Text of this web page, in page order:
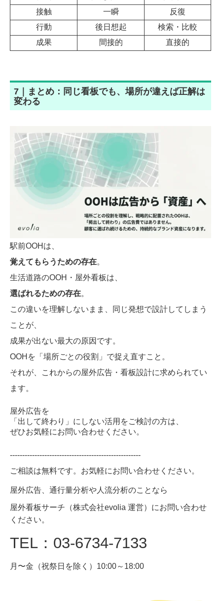
接触
一瞬
反復
行動
後日想起
検索・比較
成果
間接的 直接的
7｜まとめ：同じ看板でも、場所が違えば正解は
変わる
駅前OOHは、
覚えてもらうための存在。
生活道路のOOH・屋外看板は、
選ばれるための存在。
この違いを理解しないまま、
同じ発想で設計してしまう
ことが、
成果が出ない最大の原因です。
OOHを「場所ごとの役割」で捉え直すこと。
それが、これからの屋外広告・看板設計に求められてい
ます。
屋外広告を
「出して終わり」にしない活用をご検討の方は、
ぜひお気軽にお問い合わせください。
-----------------------------------------------------
ご相談は無料です。お気軽にお問い合わせください。
屋外広告、通行量分析や人流分析のことなら
屋外看板サーチ（株式会社evolia 運営）にお問い合わせ
ください。
TEL：03-6734-7133
月〜金（祝祭日を除く）10:00～18:00